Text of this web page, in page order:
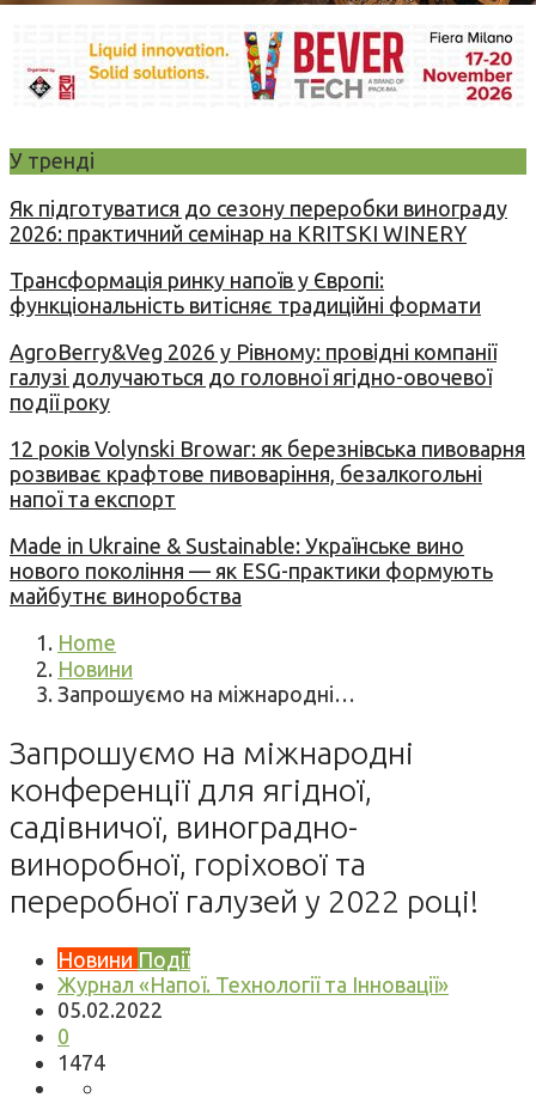
У тренді
Як підготуватися до сезону переробки винограду
2026: практичний семінар на KRITSKI WINERY
Трансформація ринку напоїв у Європі:
функціональність витісняє традиційні формати
AgroBerry&Veg 2026 у Рівному: провідні компанії
галузі долучаються до головної ягідно-овочевої
події року
12 років Volynski Browar: як березнівська пивоварня
розвиває крафтове пивоваріння, безалкогольні
напої та експорт
Made in Ukraine & Sustainable: Українське вино
нового покоління — як ESG-практики формують
майбутнє виноробства
Home
Новини
Запрошуємо на міжнародні…
Запрошуємо на міжнародні
конференції для ягідної,
садівничої, виноградно-
виноробної, горіхової та
переробної галузей у 2022 році!
Новини Події
Журнал «Напої. Технології та Інновації»
05.02.2022
0
1474